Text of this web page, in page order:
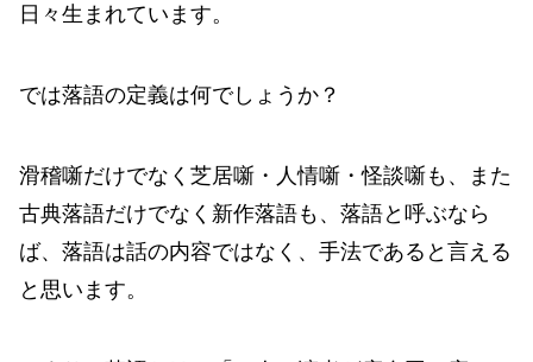
日々生まれています。
では落語の定義は何でしょうか？
滑稽噺だけでなく芝居噺・人情噺・怪談噺も、また
古典落語だけでなく新作落語も、落語と呼ぶなら
ば、落語は話の内容ではなく、手法であると言える
と思います。